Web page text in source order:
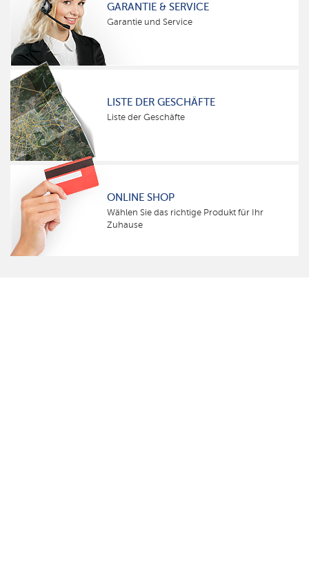
GARANTIE & SERVICE
Garantie und Service
LISTE DER GESCHÄFTE
Liste der Geschäfte
ONLINE SHOP
Wählen Sie das richtige Produkt für Ihr
Zuhause